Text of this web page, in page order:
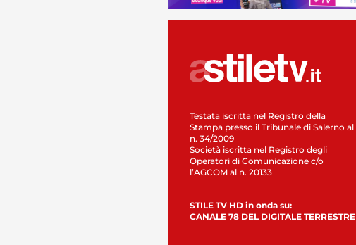
Testata iscritta nel Registro della
Stampa presso il Tribunale di Salerno al
n. 34/2009
Società iscritta nel Registro degli
Operatori di Comunicazione c/o
l’AGCOM al n. 20133
STILE TV HD in onda su:
CANALE 78 DEL DIGITALE TERRESTRE